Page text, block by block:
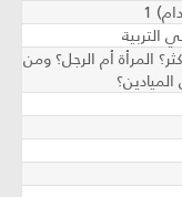
1
المرأة أم الرجل؟ ومن